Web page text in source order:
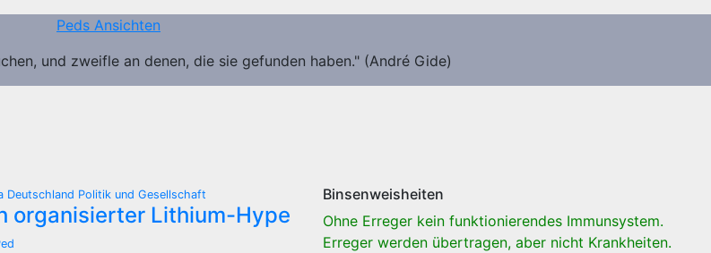
Peds Ansichten
und zweifle an denen, die sie gefunden haben." (André Gide)
Deutschland Politik und Gesellschaft
organisierter Lithium-Hype
Binsenweisheiten
Ohne Erreger kein funktionierendes Immunsystem.
Erreger werden übertragen, aber nicht Krankheiten.